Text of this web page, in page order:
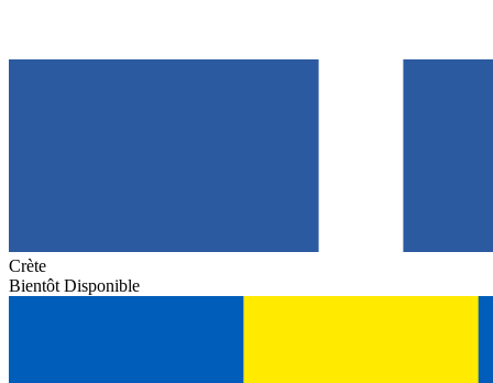
Crète
Bientôt Disponible